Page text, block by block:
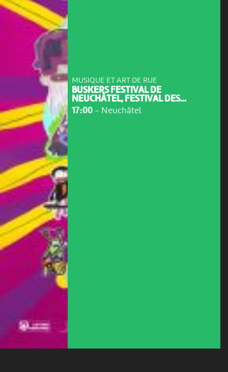
MUSIQUE ET ART DE RUE
BUSKERS FESTIVAL DE
NEUCHÂTEL, FESTIVAL DES...
17:00- Neuchâtel